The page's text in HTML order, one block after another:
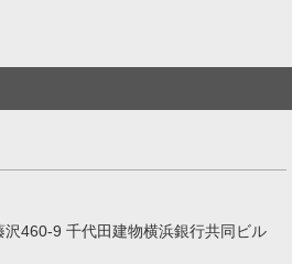
沢460-9 千代田建物横浜銀行共同ビル